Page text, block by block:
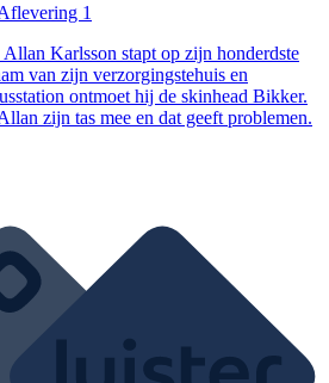
1
Karlsson stapt op zijn honderdste
van zijn verzorgingstehuis en
ontmoet hij de skinhead Bikker.
zijn tas mee en dat geeft problemen.